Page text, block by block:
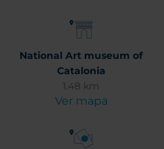
National Art museum of
Catalonia
1.48 km
Ver mapa